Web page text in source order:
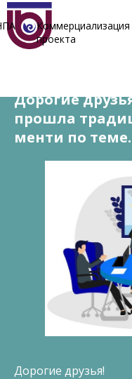
Коммерциализация
проекта
20 февраля, 2024
Дорогие
прошла
менти по
Дорогие друзья!